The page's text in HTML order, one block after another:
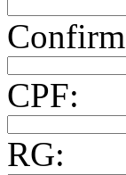
CPF:
RG: